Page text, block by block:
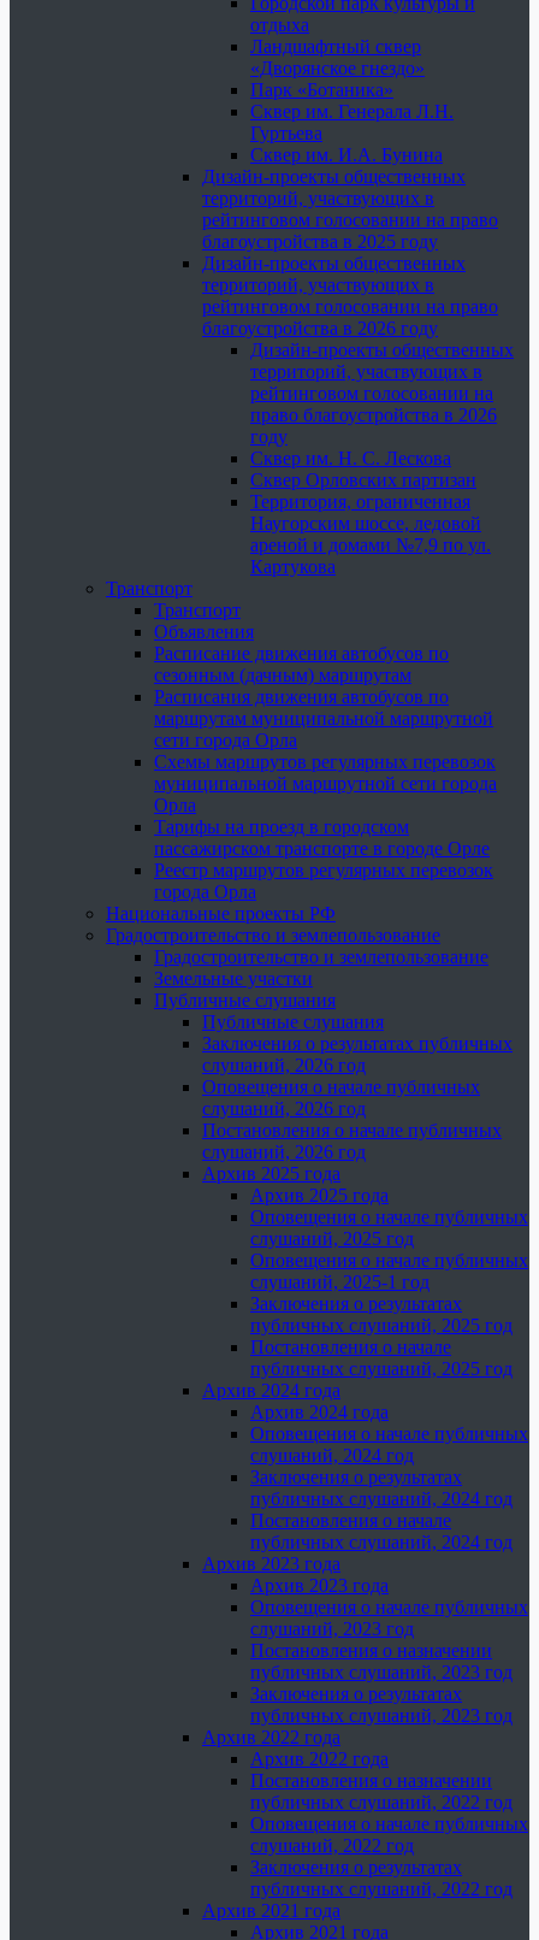
отдыха
Ландшафтный сквер
«Дворянское гнездо»
Парк «Ботаника»
Сквер им. Генерала Л.Н.
Гуртьева
Сквер им. И.А. Бунина
Дизайн-проекты общественных
территорий, участвующих в
рейтинговом голосовании на право
благоустройства в 2025 году
Дизайн-проекты общественных
территорий, участвующих в
рейтинговом голосовании на право
благоустройства в 2026 году
Дизайн-проекты общественных
территорий, участвующих в
рейтинговом голосовании на
право благоустройства в 2026
году
Сквер им. Н. С. Лескова
Сквер Орловских партизан
Территория, ограниченная
Наугорским шоссе, ледовой
ареной и домами №7,9 по ул.
Картукова
Транспорт
Транспорт
Объявления
Расписание движения автобусов по
сезонным (дачным) маршрутам
Расписания движения автобусов по
маршрутам муниципальной маршрутной
сети города Орла
Схемы маршрутов регулярных перевозок
муниципальной маршрутной сети города
Орла
Тарифы на проезд в городском
пассажирском транспорте в городе Орле
Реестр маршрутов регулярных перевозок
города Орла
Национальные проекты РФ
Градостроительство и землепользование
Градостроительство и землепользование
Земельные участки
Публичные слушания
Публичные слушания
Заключения о результатах публичных
слушаний, 2026 год
Оповещения о начале публичных
слушаний, 2026 год
Постановления о начале публичных
слушаний, 2026 год
Архив 2025 года
Архив 2025 года
Оповещения о начале публичных
слушаний, 2025 год
Оповещения о начале публичных
слушаний, 2025-1 год
Заключения о результатах
публичных слушаний, 2025 год
Постановления о начале
публичных слушаний, 2025 год
Архив 2024 года
Архив 2024 года
Оповещения о начале публичных
слушаний, 2024 год
Заключения о результатах
публичных слушаний, 2024 год
Постановления о начале
публичных слушаний, 2024 год
Архив 2023 года
Архив 2023 года
Оповещения о начале публичных
слушаний, 2023 год
Постановления о назначении
публичных слушаний, 2023 год
Заключения о результатах
публичных слушаний, 2023 год
Архив 2022 года
Архив 2022 года
Постановления о назначении
публичных слушаний, 2022 год
Оповещения о начале публичных
слушаний, 2022 год
Заключения о результатах
публичных слушаний, 2022 год
Архив 2021 года
Архив 2021 года